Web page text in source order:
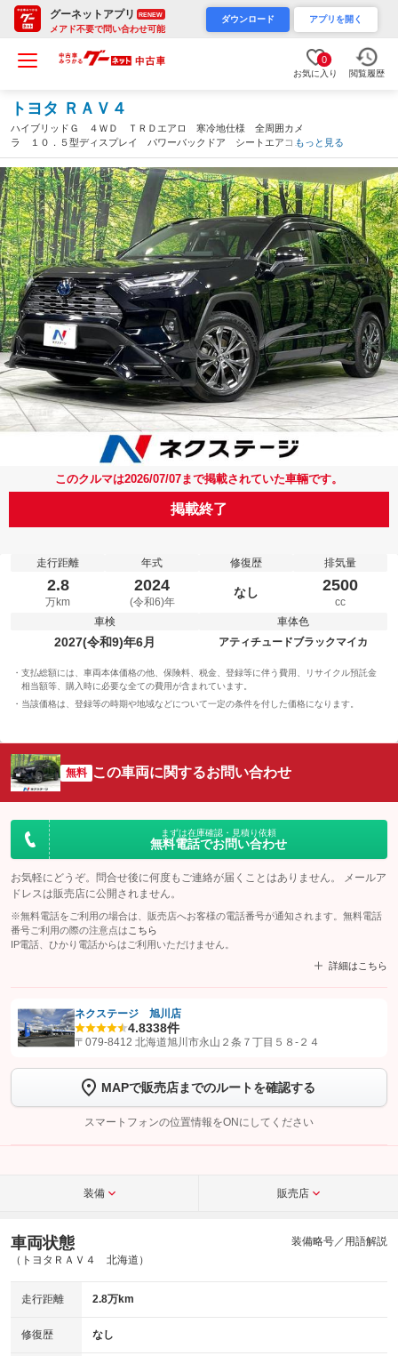
グーネットアプリ RENEW
メアド不要で問い合わせ可能
ダウンロード アプリを開く
0
お気に入り 閲覧履歴
トヨタ ＲＡＶ４
ハイブリッドＧ ４ＷＤ ＴＲＤエアロ 寒冷地仕様 全周囲カメ
ラ １０．５型ディスプレイ パワーバックドア シートエアコ
ン 衝突軽減 レーダークルーズ パワーシート ドラレコ ＥＴ
Ｃ ＬＥＤライト 純正１８インチＡＷ（北海道）
もっと見る
このクルマは2026/07/07まで掲載されていた車輛です。
掲載終了
走行距離
2.8
万km
年式
2024
(令和6)年
修復歴
なし
排気量
2500
cc
車検
2027(令和9)年6月
車体色
アティチュードブラックマイカ
支払総額には、車両本体価格の他、保険料、税金、登録等に伴う費用、リサイクル預託金
相当額等、購入時に必要な全ての費用が含まれています。
当該価格は、登録等の時期や地域などについて一定の条件を付した価格になります。
無料 この車両に関するお問い合わせ
まずは在庫確認・見積り依頼
無料電話でお問い合わせ
お気軽にどうぞ。問合せ後に何度もご連絡が届くことはありません。 メールア
ドレスは販売店に公開されません。
※無料電話をご利用の場合は、販売店へお客様の電話番号が通知されます。無料電話
番号ご利用の際の注意点は こちら
IP電話、ひかり電話からはご利用いただけません。
詳細はこちら
【STEP1】認証画面でグーネットを友だち追加してから「許可する」ボタンを押
トーク画面で
ボタンをタップして問い合わせを
完了してください。
こちら
ネクステージ 旭川店
4.8338件
〒079-8412 北海道旭川市永山２条７丁目５８‐２４
MAPで販売店までのルートを確認する
スマートフォンの位置情報をONにしてください
装備 販売店
車両状態
（トヨタＲＡＶ４ 北海道）
装備略号／用語解説
走行距離 2.8万km
修復歴 なし